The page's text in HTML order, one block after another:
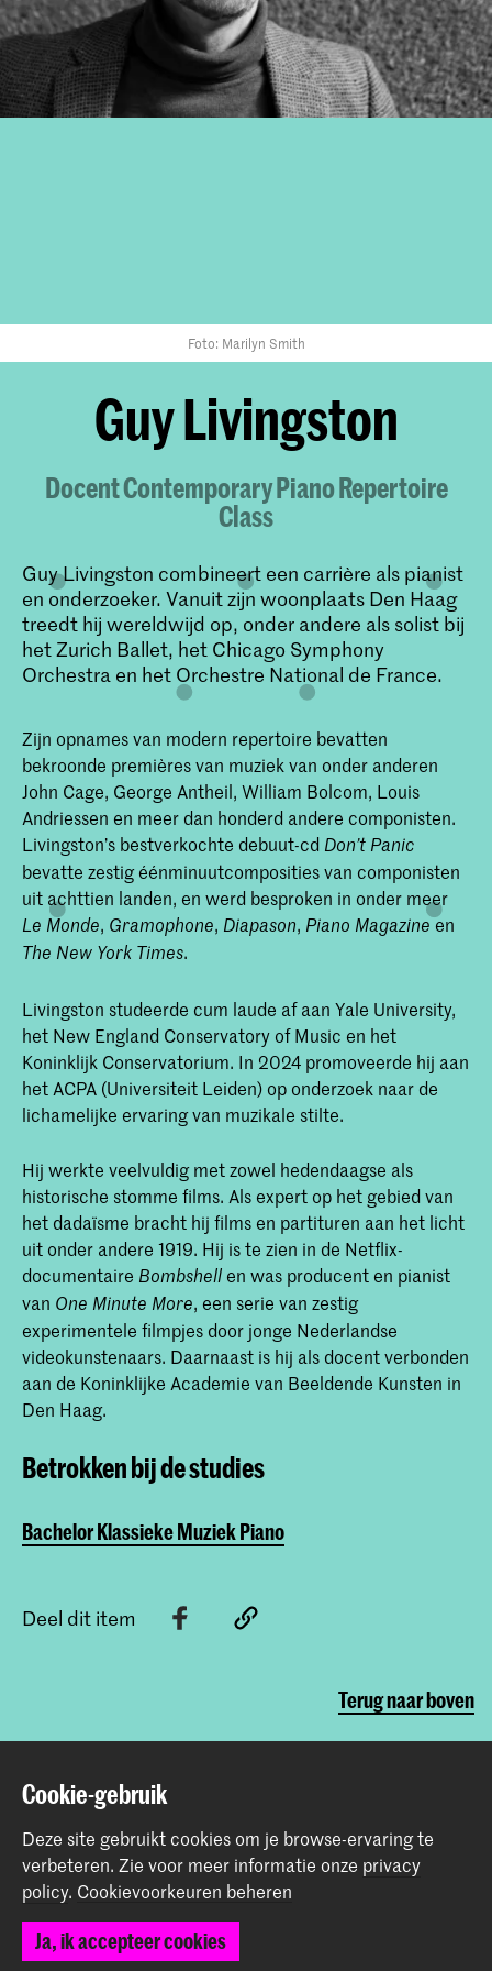
Foto: Marilyn Smith
Guy Livingston
Docent Contemporary Piano Repertoire
Class
Guy Livingston combineert een carrière als pianist
en onderzoeker. Vanuit zijn woonplaats Den Haag
treedt hij wereldwijd op, onder andere als solist bij
het Zurich Ballet, het Chicago Symphony
Orchestra en het Orchestre National de France.
Zijn opnames van modern repertoire bevatten
bekroonde premières van muziek van onder anderen
John Cage, George Antheil, William Bolcom, Louis
Andriessen en meer dan honderd andere componisten.
Livingston’s bestverkochte debuut-cd Don’t Panic
bevatte zestig éénminuutcomposities van componisten
uit achttien landen, en werd besproken in onder meer
Le Monde, Gramophone, Diapason, Piano Magazineen
The New York Times.
Livingston studeerde cum laude af aan Yale University,
het New England Conservatory of Music en het
Koninklijk Conservatorium. In 2024 promoveerde hij aan
het ACPA (Universiteit Leiden) op onderzoek naar de
lichamelijke ervaring van muzikale stilte.
Hij werkte veelvuldig met zowel hedendaagse als
historische stomme films. Als expert op het gebied van
het dadaïsme bracht hij films en partituren aan het licht
uit onder andere 1919. Hij is te zien in de Netflix-
documentaire Bombshellen was producent en pianist
van One Minute More, een serie van zestig
experimentele filmpjes door jonge Nederlandse
videokunstenaars. Daarnaast is hij als docent verbonden
aan de Koninklijke Academie van Beeldende Kunsten in
Den Haag.
Betrokken bij de studies
Bachelor Klassieke Muziek Piano
Deel dit item
Terug naar boven
Contact
Spuiplein 150
2511 DG Den Haag
+31 70 315 15 15
info@koncon.nl
Cookie-gebruik
Deze site gebruikt cookies om je browse-ervaring te
verbeteren. Zie voor meer informatie onze privacy
policy. Cookievoorkeuren beheren
Ja, ik accepteer cookies